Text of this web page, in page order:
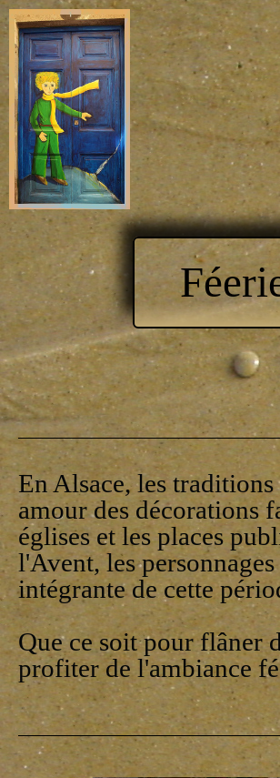
En Alsace, les
amour des décorations
églises et les places
l'Avent, les
intégrante de cette
Que ce soit pour flâner
profiter de l'ambiance